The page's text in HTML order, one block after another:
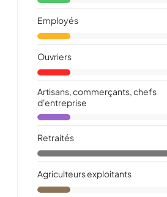
Employés
Ouvriers
Artisans, commerçants, chefs
d'entreprise
Retraités
Agriculteurs exploitants